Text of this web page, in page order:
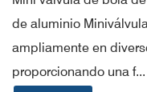
de aluminio
ampliamente en
proporcionando una f...